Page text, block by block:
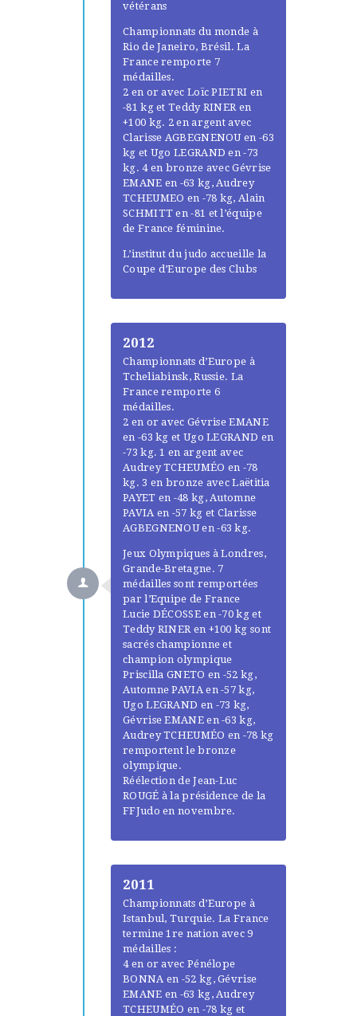
vétérans
Championnats du monde à
Rio de Janeiro, Brésil. La
France remporte 7
médailles.
2 en or avec Loïc PIETRI en
-81 kg et Teddy RINER en
+100 kg. 2 en argent avec
Clarisse AGBEGNENOU en -63
kg et Ugo LEGRAND en -73
kg. 4 en bronze avec Gévrise
EMANE en -63 kg, Audrey
TCHEUMEO en -78 kg, Alain
SCHMITT en -81 et l’équipe
de France féminine.
L’institut du judo accueille la
Coupe d’Europe des Clubs
2012
Championnats d’Europe à
Tcheliabinsk, Russie. La
France remporte 6
médailles.
2 en or avec Gévrise EMANE
en -63 kg et Ugo LEGRAND en
-73 kg. 1 en argent avec
Audrey TCHEUMÉO en -78
kg. 3 en bronze avec Laëtitia
PAYET en -48 kg, Automne
PAVIA en -57 kg et Clarisse
AGBEGNENOU en -63 kg.
Jeux Olympiques à Londres,
Grande-Bretagne. 7
médailles sont remportées
par l’Equipe de France
Lucie DÉCOSSE en -70 kg et
Teddy RINER en +100 kg sont
sacrés championne et
champion olympique
Priscilla GNETO en -52 kg,
Automne PAVIA en -57 kg,
Ugo LEGRAND en -73 kg,
Gévrise EMANE en -63 kg,
Audrey TCHEUMÉO en -78 kg
remportent le bronze
olympique.
Réélection de Jean-Luc
ROUGÉ à la présidence de la
FFJudo en novembre.
2011
Championnats d’Europe à
Istanbul, Turquie. La France
termine 1re nation avec 9
médailles :
4 en or avec Pénélope
BONNA en -52 kg, Gévrise
EMANE en -63 kg, Audrey
TCHEUMÉO en -78 kg et